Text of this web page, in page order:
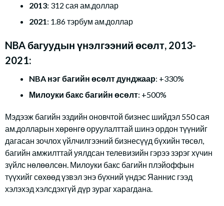
2013: 312 сая ам.доллар
2021: 1.86 тэрбум ам.доллар
NBA багуудын үнэлгээний өсөлт, 2013-
2021:
NBA нэг багийн өсөлт дунджаар: +330%
Милоуки бакс багийн өсөлт: +500%
Мэдээж багийн эздийн оновчтой бизнес шийдэл 550 сая
ам.долларын хөрөнгө оруулалттай шинэ ордон түүнийг
дагасан зочлох үйлчилгээний бизнесүүд бүхийн төсөл,
багийн амжилттай уялдсан телевизийн гэрээ зэрэг хүчин
зүйлс нөлөөлсөн. Милоуки бакс багийн плэйоффын
түүхийг сөхөөд үзвэл энэ бүхний үндэс Яаннис гээд
хэлэхэд хэлсдэхгүй дүр зураг харагдана.